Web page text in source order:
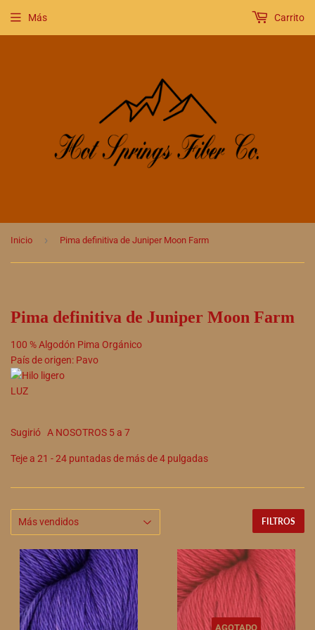
Más Carrito
Inicio › Pima definitiva de Juniper Moon Farm
Pima definitiva de Juniper Moon Farm
100 %Algodón Pima Orgánico
País de origen: Pavo
LUZ
Sugirió A NOSOTROS 5a 7
Teje a 21 -24 puntadas de más de 4 pulgadas
FILTROS
AGOTADO